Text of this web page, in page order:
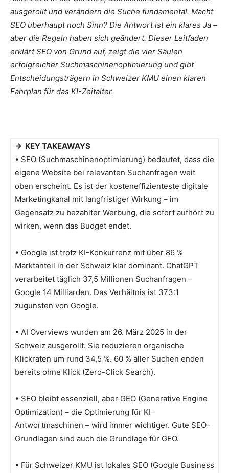
ausgerollt und verändern die Suche fundamental. Macht
SEO überhaupt noch Sinn? Die Antwort ist ein klares Ja –
aber die Regeln haben sich geändert. Dieser Leitfaden
erklärt SEO von Grund auf, zeigt die vier Säulen
erfolgreicher Suchmaschinenoptimierung und gibt
Entscheidungsträgern in Schweizer KMU einen klaren
Fahrplan für das KI-Zeitalter.
→ KEY TAKEAWAYS
• SEO (Suchmaschinenoptimierung) bedeutet, dass die
eigene Website bei relevanten Suchanfragen weit
oben erscheint. Es ist der kosteneffizienteste digitale
Marketingkanal mit langfristiger Wirkung – im
Gegensatz zu bezahlter Werbung, die sofort aufhört zu
wirken, wenn das Budget endet.
• Google ist trotz KI-Konkurrenz mit über 86 %
Marktanteil in der Schweiz klar dominant. ChatGPT
verarbeitet täglich 37,5 Millionen Suchanfragen –
Google 14 Milliarden. Das Verhältnis ist 373:1
zugunsten von Google.
• AI Overviews wurden am 26. März 2025 in der
Schweiz ausgerollt. Sie reduzieren organische
Klickraten um rund 34,5 %. 60 % aller Suchen enden
bereits ohne Klick (Zero-Click Search).
• SEO bleibt essenziell, aber GEO (Generative Engine
Optimization) – die Optimierung für KI-
Antwortmaschinen – wird immer wichtiger. Gute SEO-
Grundlagen sind auch die Grundlage für GEO.
• Für Schweizer KMU ist lokales SEO (Google Business